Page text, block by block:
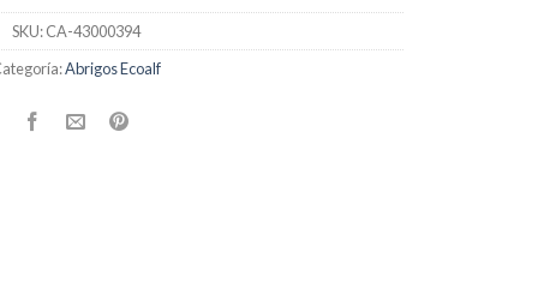
SKU:CA-43000394
Abrigos Ecoalf